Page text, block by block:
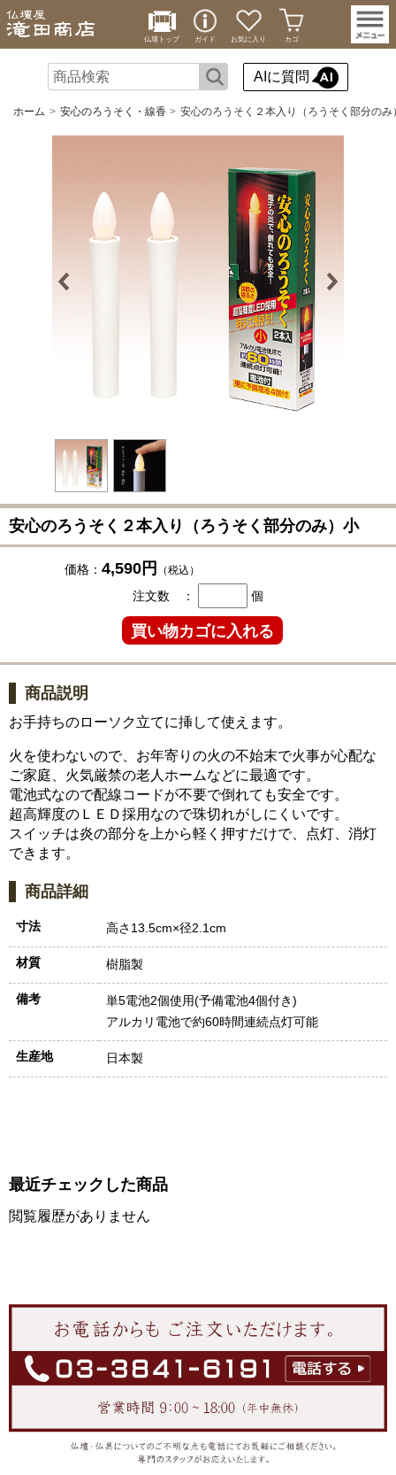
仏壇トップ ガイド お気に入り カゴ
AIに質問
ホーム 安心のろうそく・線香 安心のろうそく２本入り（ろうそく部分のみ
安心のろうそく２本入り（ろうそく部分のみ）小
価格： 4,590円 （税込）
注文数 ： 個
商品説明
お手持ちのローソク立てに挿して使えます。
火を使わないので、お年寄りの火の不始末で火事が心配な
ご家庭、火気厳禁の老人ホームなどに最適です。
電池式なので配線コードが不要で倒れても安全です。
超高輝度のＬＥＤ採用なので珠切れがしにくいです。
スイッチは炎の部分を上から軽く押すだけで、点灯、消灯
できます。
商品詳細
寸法 高さ13.5cm×径2.1cm
材質 樹脂製
備考
単5電池2個使用(予備電池4個付き)
アルカリ電池で約60時間連続点灯可能
生産地 日本製
最近チェックした商品
閲覧履歴がありません